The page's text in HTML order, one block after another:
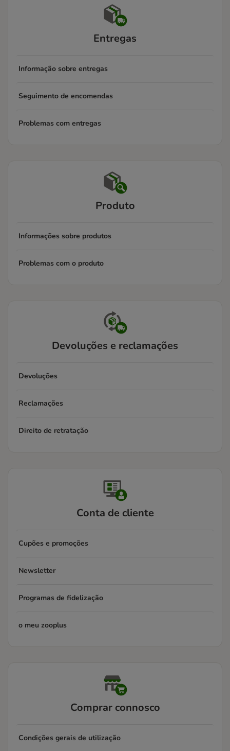
Entregas
Informação sobre entregas
Seguimento de encomendas
Problemas com entregas
Produto
Informações sobre produtos
Problemas com o produto
Devoluções e reclamações
Devoluções
Reclamações
Direito de retratação
Conta de cliente
Cupões e promoções
Newsletter
Programas de fidelização
o meu zooplus
Comprar connosco
Condições gerais de utilização